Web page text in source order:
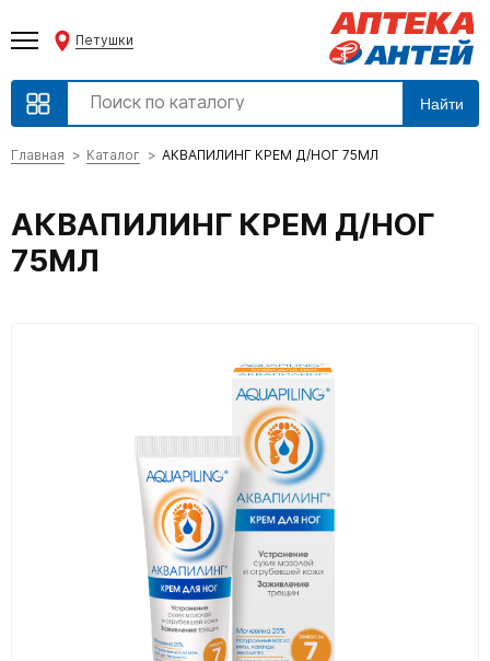
Петушки
Найти
Главная Каталог АКВАПИЛИНГ КРЕМ Д/НОГ 75МЛ
АКВАПИЛИНГ КРЕМ Д/НОГ
75МЛ